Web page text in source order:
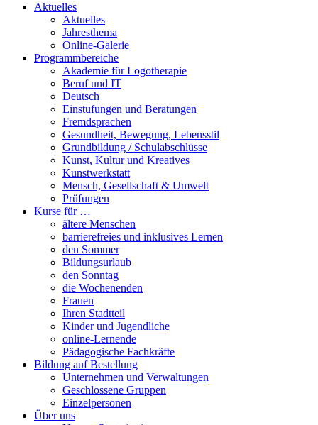
Aktuelles
Aktuelles
Jahresthema
Online-Galerie
Programmbereiche
Akademie für Logotherapie
Beruf und IT
Deutsch
Einstufungen und Beratungen
Fremdsprachen
Gesundheit, Bewegung, Lebensstil
Grundbildung / Schulabschlüsse
Kunst, Kultur und Kreatives
Kunstwerkstatt
Mensch, Gesellschaft & Umwelt
Prüfungen
Kurse für …
ältere Menschen
barrierefreies und inklusives Lernen
den Sommer
Bildungsurlaub
den Sonntag
die Wochenenden
Frauen
Ihren Stadtteil
Kinder und Jugendliche
online-Lernende
Pädagogische Fachkräfte
Bildung auf Bestellung
Unternehmen und Verwaltungen
Geschlossene Gruppen
Einzelpersonen
Über uns